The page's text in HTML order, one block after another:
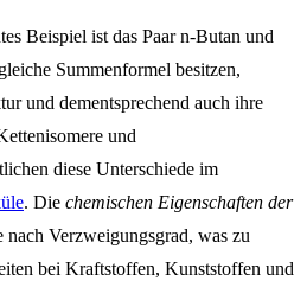
Beispiel ist das Paar n-Butan und
Summenformel besitzen,
und dementsprechend auch ihre
und
diese Unterschiede im
. Die chemischen Eigenschaften der
nach Verzweigungsgrad, was zu
bei Kraftstoffen, Kunststoffen und